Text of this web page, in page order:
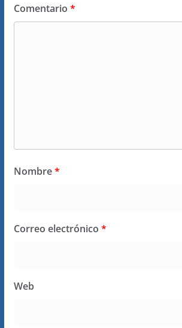
Comentario *
Nombre*
Correo electrónico *
Web